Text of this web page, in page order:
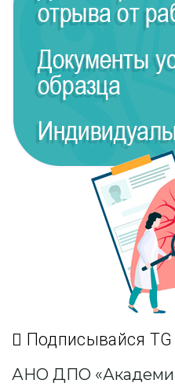
Подписывайся
АНО ДПО